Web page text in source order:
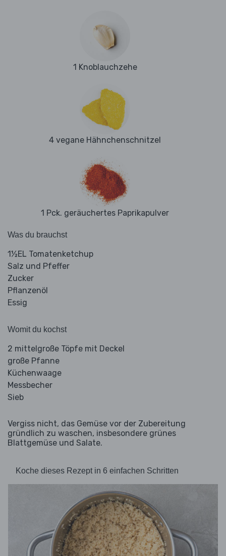
1 Knoblauchzehe
4 vegane Hähnchenschnitzel
1 Pck. geräuchertes Paprikapulver
Was du brauchst
1½EL Tomatenketchup
Salz und Pfeffer
Zucker
Pflanzenöl
Essig
Womit du kochst
2 mittelgroße Töpfe mit Deckel
große Pfanne
Küchenwaage
Messbecher
Sieb
Vergiss nicht, das Gemüse vor der Zubereitung
gründlich zu waschen, insbesondere grünes
Blattgemüse und Salate.
Koche dieses Rezept in 6 einfachen Schritten